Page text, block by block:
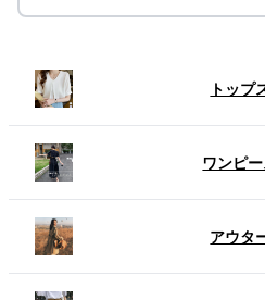
トップ
ワンピー
アウタ